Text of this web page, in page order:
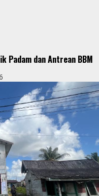
Padam dan Antrean BBM